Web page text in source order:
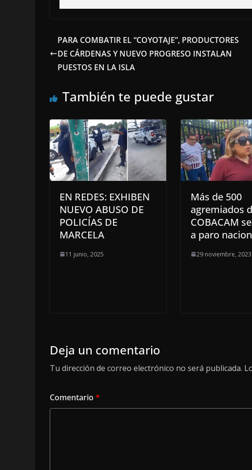
PARA COMBATIR EL “COYOTAJE”, PRODUCTORES
DE CÁRDENAS Y NUEVO PROGRESO INSTALAN
PUESTOS EN LA ISLA
También te puede gustar
EN REDES: EXHIBEN
NUEVO ABUSO DE
POLICÍAS DE
MARCELA
11 junio, 2025
Más de 500
agremiados
COBACAM
a paro
29 noviembre, 2023
Deja un comentario
Tu dirección de correo electrónico no será publicada.
Comentario *